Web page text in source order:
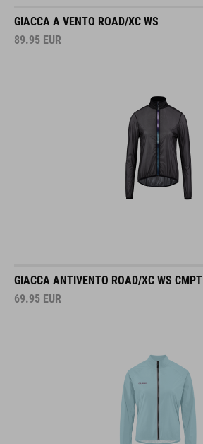
GIACCA A VENTO ROAD/XC WS
89.95 EUR
GIACCA ANTIVENTO ROAD/XC WS CMPT
69.95 EUR